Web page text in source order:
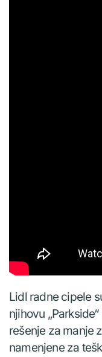
Lidl radne cipele
njihovu
rešenje za manje
namenjene za